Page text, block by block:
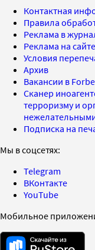
Контактная
Правила
Реклама в
Реклама на сайте
Условия
Архив
Вакансии в
Сканер
терроризму и
Подписка на
Мы в соцсетях:
Telegram
ВКонтакте
YouTube
Мобильное